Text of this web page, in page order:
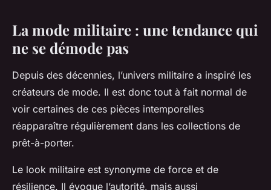
La mode militaire : une tendance qui
ne se démode pas
Depuis des décennies, l’univers militaire a inspiré les
créateurs de mode. Il est donc tout à fait normal de
voir certaines de ces pièces intemporelles
réapparaître régulièrement dans les collections de
prêt-à-porter.
Le look militaire est synonyme de force et de
résilience. Il évoque l’autorité, mais aussi